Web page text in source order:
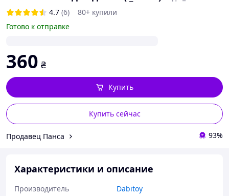
4.7 (6)
80+ купили
Готово к отправке
360 ₴
Купить сейчас
Купить
Продавец Панса 93%
Характеристики и описание
Производитель
Dabitoy